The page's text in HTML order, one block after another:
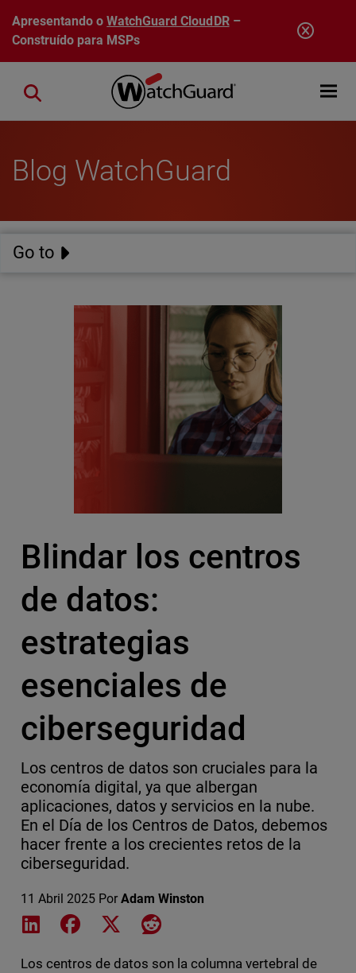
Pular para o conteúdo principal
Apresentando oWatchGuard CloudDR–
Construído para MSPs
Open
Close search
Blog WatchGuard
Go to
Blindar los centros
de datos:
estrategias
esenciales de
ciberseguridad
Los centros de datos son cruciales para la
economía digital, ya que albergan
aplicaciones, datos y servicios en la nube.
En el Día de los Centros de Datos, debemos
hacer frente a los crecientes retos de la
ciberseguridad.
11 Abril 2025 Por Adam Winston
Share on LinkedIn
Share on Facebook
Share on XShare on Reddit
Los centros de datos son la columna vertebral de